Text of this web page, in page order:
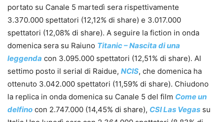
portato su Canale 5 martedì sera rispettivamente
3.370.000 spettatori (12,12% di share) e 3.017.000
spettatori (12,08% di share). A seguire la fiction in onda
domenica sera su Raiuno Titanic – Nascita di una
leggenda con 3.095.000 spettatori (12,51% di share). Al
settimo posto il serial di Raidue, NCIS, che domenica ha
ottenuto 3.042.000 spettatori (11,59% di share). Chiudono
la replica in onda domenica su Canale 5 del film Come un
delfino con 2.747.000 (14,45% di share), CSI Las Vegas su